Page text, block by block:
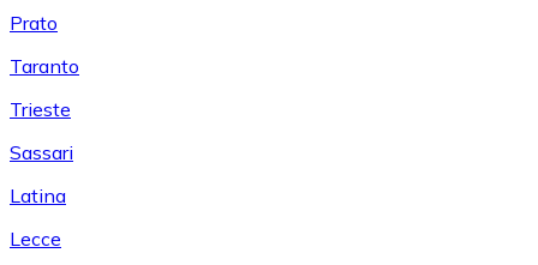
Prato
Taranto
Trieste
Sassari
Latina
Lecce